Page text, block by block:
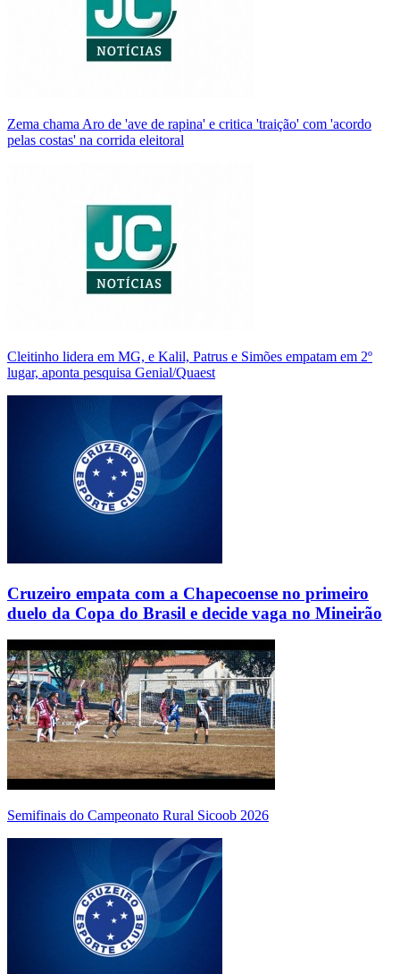
Zema chama Aro de 'ave de rapina' e critica 'traição' com 'acordo
pelas costas' na corrida eleitoral
Cleitinho lidera em MG, e Kalil, Patrus e Simões empatam em 2º
lugar, aponta pesquisa Genial/Quaest
Cruzeiro empata com a Chapecoense no primeiro
duelo da Copa do Brasil e decide vaga no Mineirão
Semifinais do Campeonato Rural Sicoob 2026